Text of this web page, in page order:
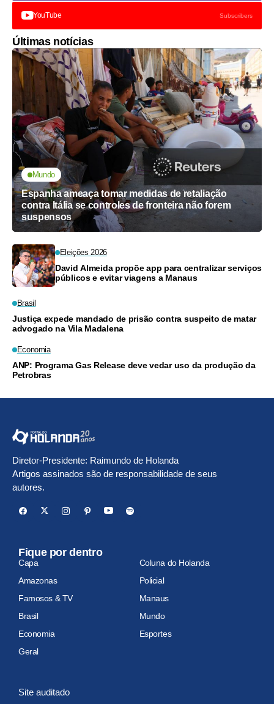
YouTube Subscribers
Últimas notícias
Mundo
Espanha ameaça tomar medidas de retaliação
contra Itália se controles de fronteira não forem
suspensos
Eleições 2026
David Almeida propõe app para centralizar serviços
públicos e evitar viagens a Manaus
Brasil
Justiça expede mandado de prisão contra suspeito de matar
advogado na Vila Madalena
Economia
ANP: Programa Gas Release deve vedar uso da produção da
Petrobras
Diretor-Presidente: Raimundo de Holanda
Artigos assinados são de responsabilidade de seus
autores.
Fique por dentro
Capa
Coluna do Holanda
Amazonas
Policial
Famosos & TV
Manaus
Brasil
Mundo
Economia
Esportes
Geral
Site auditado